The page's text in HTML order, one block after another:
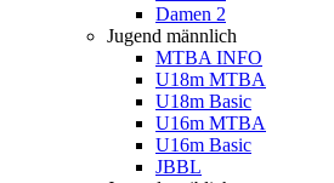
Damen 2
Jugend männlich
MTBA INFO
U18m MTBA
U18m Basic
U16m MTBA
U16m Basic
JBBL